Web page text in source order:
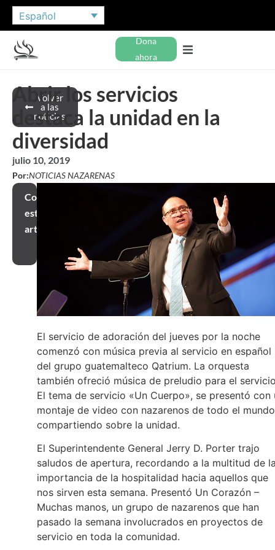
Español
Dona
ahora
Volver
a las
noticias
Abrir los servicios
destaca la unidad en la
diversidad
julio 10, 2019
Por:NOTICIAS NAZARENAS
Compartir
este
artículo
El servicio de adoración del jueves por la noche
comenzó con música previa al servicio en español
del grupo guatemalteco Qatrium. La orquesta
también ofreció música de preludio para el
El tema de servicio «Un Cuerpo», se presentó con
montaje de video con nazarenos de todo el mundo
compartiendo sobre la unidad.
El Superintendente General Jerry D. Porter trajo
saludos de apertura, recordando a la multitud de
importancia de la hospitalidad hacia aquellos que
nos sirven esta semana. Presentó Un Corazón –
Muchas manos, un grupo de nazarenos que han
pasado la semana involucrados en proyectos de
servicio en toda la comunidad.